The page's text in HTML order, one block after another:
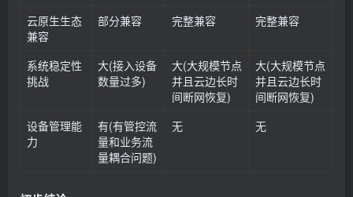
云原生生态
兼容
部分兼容 完整兼容 完整兼容
系统稳定性
挑战
大(接入设备
数量过多)
大(大规模节点
并且云边长时
间断网恢复)
大(大规模节点
并且云边长时
间断网恢复)
设备管理能
力
有(有管控流
量和业务流
量耦合问题)
无 无